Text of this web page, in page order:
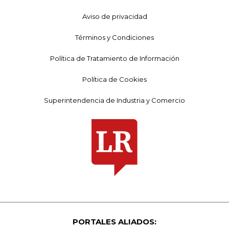
Aviso de privacidad
Términos y Condiciones
Política de Tratamiento de Información
Política de Cookies
Superintendencia de Industria y Comercio
PORTALES ALIADOS: